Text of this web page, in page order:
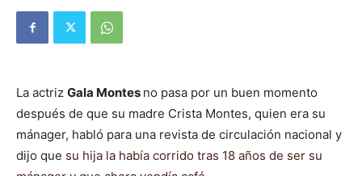
La actriz Gala Montes no pasa por un buen momento
después de que su madre Crista Montes, quien era su
mánager, habló para una revista de circulación nacional y
dijo que su hija la había corrido tras 18 años de ser su